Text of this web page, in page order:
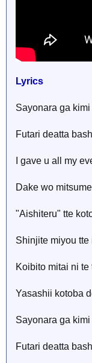
Lyrics
Sayonara ga
Futari deatta
I gave u all my
Dake wo
"Aishiteru" tte
Shinjite miyou
Koibito mitai ni
Yasashii kotoba
Sayonara ga
Futari deatta